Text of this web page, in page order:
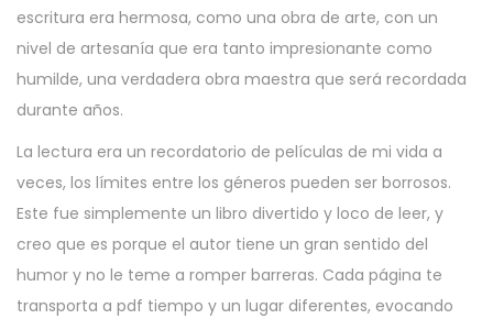
escritura era hermosa, como una obra de arte, con un
nivel de artesanía que era tanto impresionante como
humilde, una verdadera obra maestra que será recordada
durante años.
La lectura era un recordatorio de películas de mi vida a
veces, los límites entre los géneros pueden ser borrosos.
Este fue simplemente un libro divertido y loco de leer, y
creo que es porque el autor tiene un gran sentido del
humor y no le teme a romper barreras. Cada página te
transporta a pdf tiempo y un lugar diferentes, evocando